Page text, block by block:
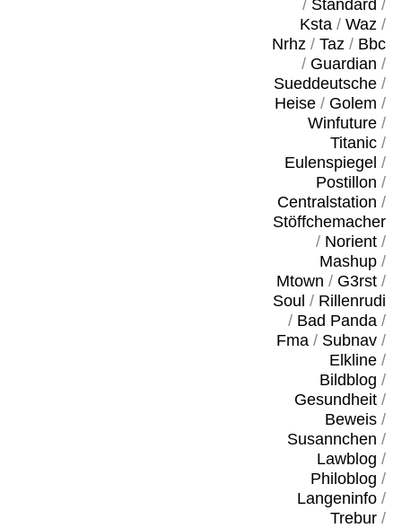
/ Standard /
Ksta/ Waz/
Nrhz/ Taz/ Bbc
/ Guardian /
Sueddeutsche/
Heise/ Golem /
Winfuture/
Titanic/
Eulenspiegel /
Postillon /
Centralstation /
Stöffchemacher
/ Norient/
Mashup/
Mtown / G3rst/
Soul / Rillenrudi
/ Bad Panda/
Fma/ Subnav/
Elkline/
Bildblog /
Gesundheit/
Beweis/
Susannchen /
Lawblog /
Philoblog /
Langeninfo/
Trebur/